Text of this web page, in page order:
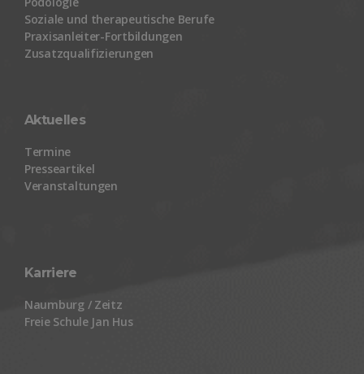
Soziale und therapeutische Berufe
Praxisanleiter-Fortbildungen
Zusatzqualifizierungen
Aktuelles
Termine
Presseartikel
Veranstaltungen
Karriere
Naumburg / Zeitz
Freie Schule Jan Hus